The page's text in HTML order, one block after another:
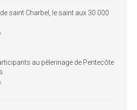
saint Charbel, le saint aux 30 000
au pèlerinage de Pentecôte